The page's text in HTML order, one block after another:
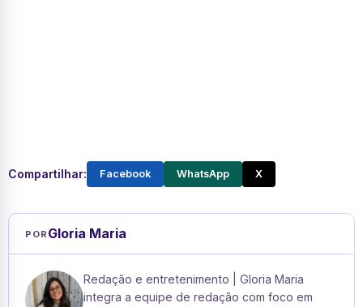
Compartilhar: Facebook WhatsApp X
POR Gloria Maria
Redação e entretenimento | Gloria Maria
integra a equipe de redação com foco em